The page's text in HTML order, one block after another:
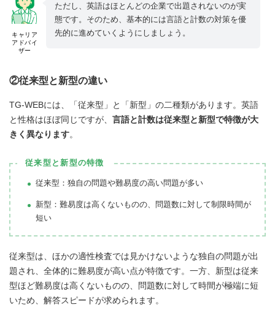
キャリア
アドバイ
ザー
ただし、英語はほとんどの企業で出題されないのが実
態です。そのため、基本的には言語と計数の対策を優
先的に進めていくようにしましょう。
②従来型と新型の違い
TG-WEBには、「従来型」と「新型」の二種類があります。英語
と性格はほぼ同じですが、 言語と計数は従来型と新型で特徴が大
きく異なります。
従来型と新型の特徴
従来型：独自の問題や難易度の高い問題が多い
新型：難易度は高くないものの、問題数に対して制限時間が
短い
従来型は、ほかの適性検査では見かけないような独自の問題が出
題され、全体的に難易度が高い点が特徴です。一方、新型は従来
型ほど難易度は高くないものの、問題数に対して時間が極端に短
いため、解答スピードが求められます。